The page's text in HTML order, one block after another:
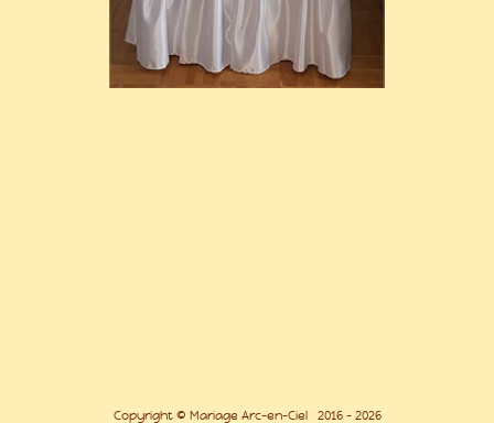
Copyright © Mariage Arc-en-Ciel 2016 - 2026